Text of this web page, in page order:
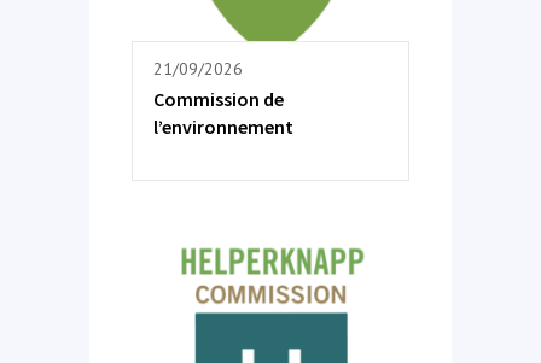
21/09/2026
Commission de
l’environnement